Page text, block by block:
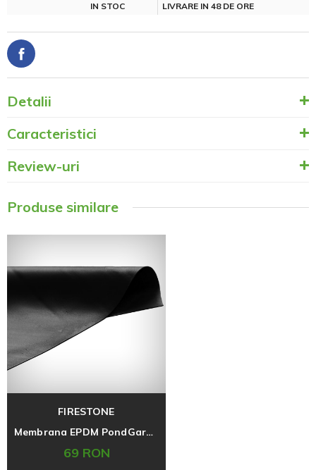
IN STOC LIVRARE IN 48 DE ORE
Detalii
Caracteristici
Review-uri
Produse similare
FIRESTONE
Membrana EPDM PondGard 9,15x30,5
69 RON